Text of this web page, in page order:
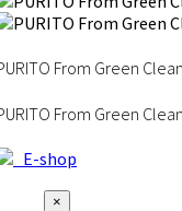
From Green
From Green
E-shop
×